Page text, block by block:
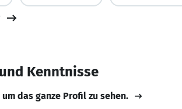
Kenntnisse
das ganze Profil zu sehen.